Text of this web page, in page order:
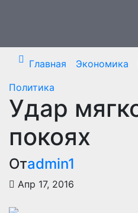
Главная Экономика
Политика
Удар
покоях
Отadmin1
Апр 17, 2016